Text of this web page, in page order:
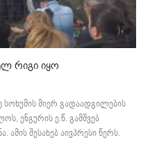
რიგი იყო
მიერ გადაადგილების
ენგურის ე.წ. გამშვებ
ამის შესახებ აივპრესი წერს.